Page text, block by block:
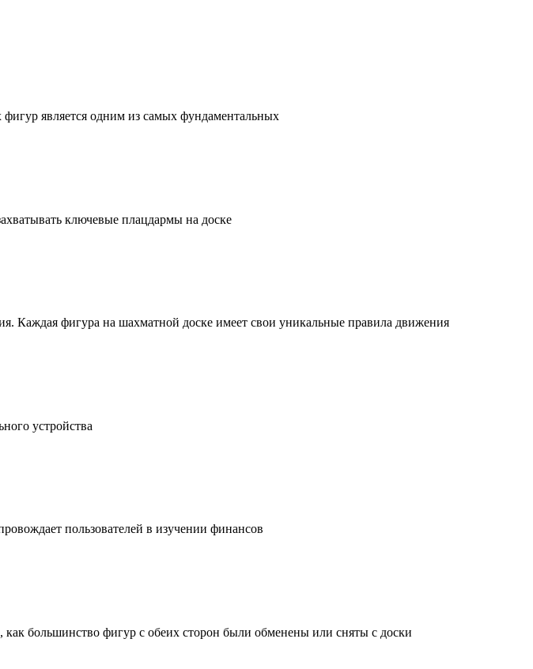
является одним из самых фундаментальных
ключевые плацдармы на доске
Каждая фигура на шахматной доске имеет свои уникальные правила движения
устройства
пользователей в изучении финансов
большинство фигур с обеих сторон были обменены или сняты с доски